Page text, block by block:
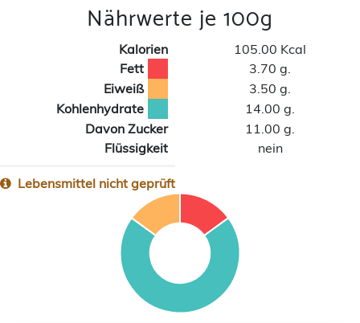
Nährwerte je 100g
Kalorien
105.00 Kcal
Fett
3.70 g.
Eiweiß
3.50 g.
Kohlenhydrate
14.00 g.
Davon Zucker
11.00 g.
Flüssigkeit
nein
Lebensmittel nicht geprüft